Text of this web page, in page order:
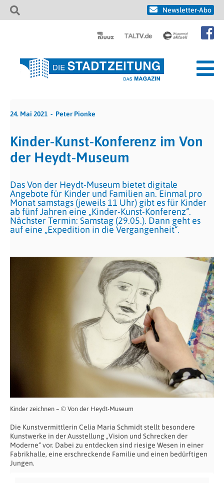
Newsletter-Abo
24. Mai 2021 Peter Pionke
Kinder-Kunst-Konferenz im Von
der Heydt-Museum
Das Von der Heydt-Museum bietet digitale
Angebote für Kinder und Familien an. Einmal pro
Monat samstags (jeweils 11 Uhr) gibt es für Kinder
ab fünf Jahren eine „Kinder-Kunst-Konferenz“.
Nächster Termin: Samstag (29.05.). Dann geht es
auf eine „Expedition in die Vergangenheit“.
Kinder zeichnen – © Von der Heydt-Museum
Die Kunstvermittlerin Celia Maria Schmidt stellt besondere
Kunstwerke in der Ausstellung „Vision und Schrecken der
Moderne“ vor. Dabei zu entdecken sind riesige Wesen in einer
Fabrikhalle, eine erschreckende Familie und einen bedürftigen
Jungen.